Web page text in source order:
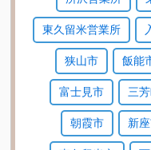
東久留米営業所
狭山市 飯能
富士見市 三
朝霞市 新